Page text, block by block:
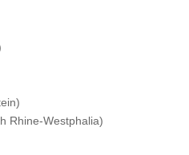
Rhine-Westphalia)